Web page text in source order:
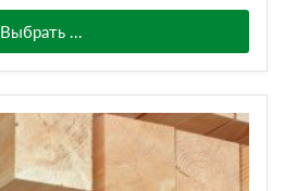
Выбрать ...